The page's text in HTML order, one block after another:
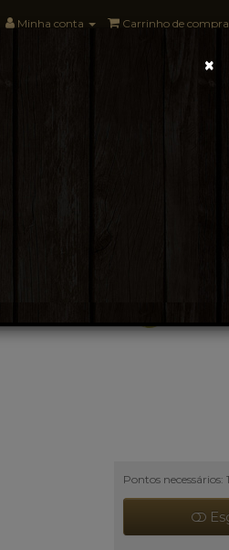
Minha conta Carrinho de
Pontos necessários:
×